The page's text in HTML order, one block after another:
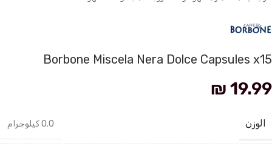
Borbone Miscela Nera Dolce Capsules x15
₪ 19.99
الوزن 0.0 كيلوجرام